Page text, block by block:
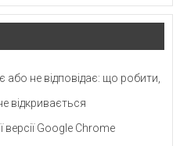
не відповідає: що робити,
відкривається
Google Chrome